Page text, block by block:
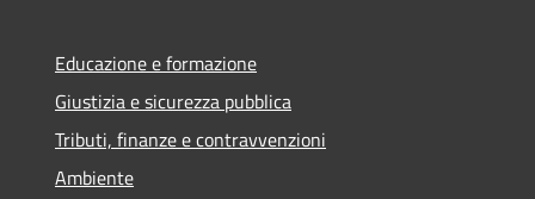
Educazione e formazione
Giustizia e sicurezza pubblica
Tributi, finanze e contravvenzioni
Ambiente